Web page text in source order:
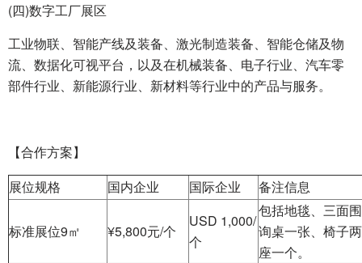
(四)数字工厂展区
工业物联、智能产线及装备、激光制造装备、智能仓储及物
流、数据化可视平台，以及在机械装备、电子行业、汽车零
部件行业、新能源行业、新材料等行业中的产品与服务。
【合作方案】
展位规格
国内企业 国际企业 备注信息
标准展位9㎡ ¥5,800元/个
USD 1,000/
个
包括地毯、三面
询桌一张、椅子
座一个。